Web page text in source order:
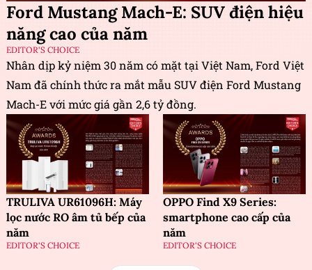
Ford Mustang Mach-E: SUV điện hiệu
năng cao của năm
EDITOR'S CHOICE
Nhân dịp kỷ niệm 30 năm có mặt tại Việt Nam, Ford Việt
Nam đã chính thức ra mắt mẫu SUV điện Ford Mustang
Mach-E với mức giá gần 2,6 tỷ đồng.
TRULIVA UR61096H: Máy
lọc nước RO âm tủ bếp của
năm
EDITOR'S CHOICE
OPPO Find X9 Series:
smartphone cao cấp của
năm
EDITOR'S CHOICE